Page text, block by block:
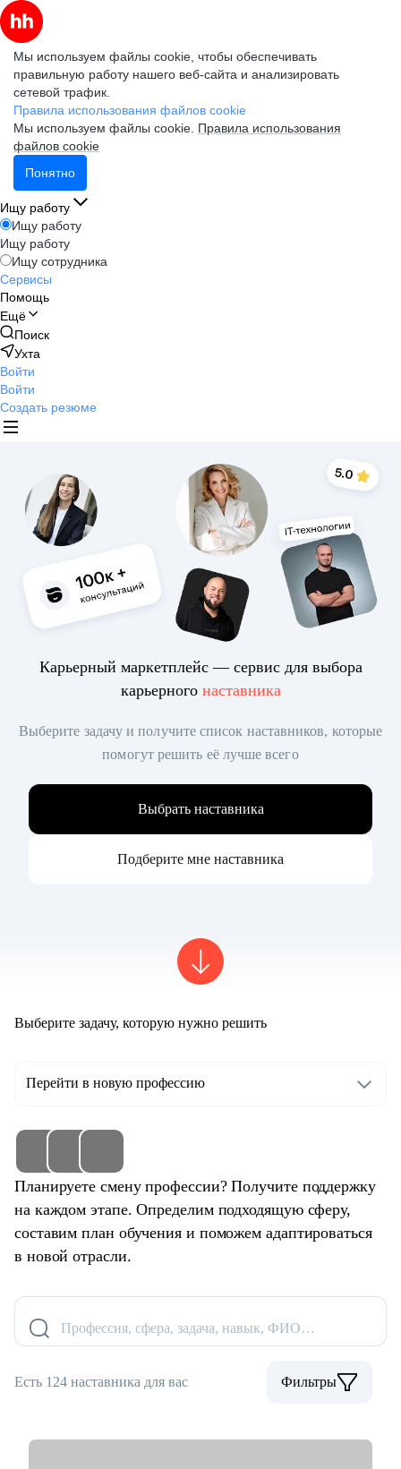
Мы используем файлы cookie, чтобы обеспечивать
правильную работу нашего веб-сайта и анализировать
сетевой трафик.
Правила использования файлов cookie
Мы используем файлы cookie. Правила использования
файлов cookie
Понятно
Ищу работу
Ищу работу
Ищу работу
Ищу сотрудника
Сервисы
Помощь
Ещё
Поиск
Ухта
Войти
Войти
Создать резюме
Карьерный маркетплейс — сервис для выбора
карьерного наставника
Выберите задачу и получите список наставников, которые
помогут решить её лучше всего
Выбрать наставника
Подберите мне наставника
Выберите задачу, которую нужно решить
Перейти в новую профессию
Планируете смену профессии? Получите поддержку
на каждом этапе. Определим подходящую сферу,
составим план обучения и поможем адаптироваться
в новой отрасли.
Профессия, сфера, задача, навык, ФИО…
Есть 124 наставника для вас Фильтры